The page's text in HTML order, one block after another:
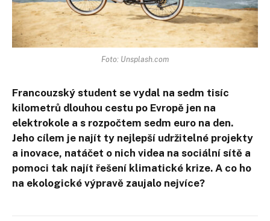
Foto: Unsplash.com
Francouzský student se vydal na sedm tisíc
kilometrů dlouhou cestu po Evropě jen na
elektrokole a s rozpočtem sedm euro na den.
Jeho cílem je najít ty nejlepší udržitelné projekty
a inovace, natáčet o nich videa na sociální sítě a
pomoci tak najít řešení klimatické krize. A co ho
na ekologické výpravě zaujalo nejvíce?